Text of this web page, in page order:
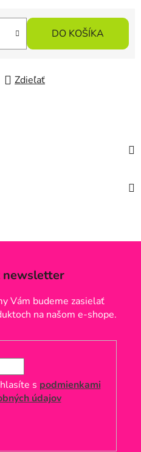
DO KOŠÍKA
Zdieľať
newsletter
Vám budeme zasielať
na našom e-shope.
s podmienkami
údajov